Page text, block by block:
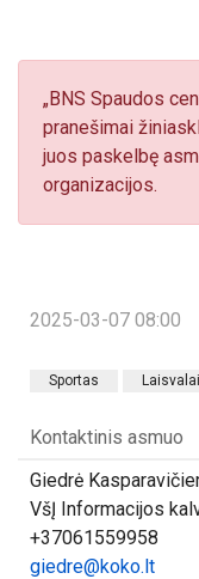
„BNS Spaudos
pranešimai
juos paskelbę
organizacijos.
2025-03-07 08:00
Sportas
Kontaktinis asmuo
Giedrė
VšĮ Informacijos
+37061559958
giedre@koko.lt